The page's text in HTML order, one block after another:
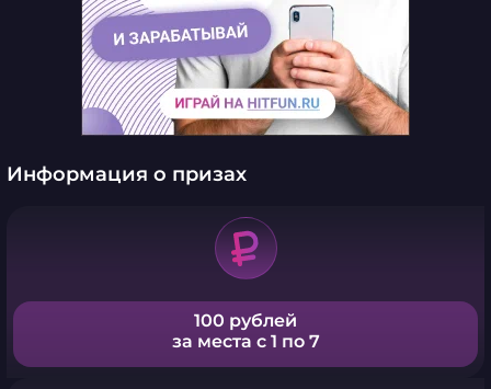
Информация о призах
100 рублей
за места с 1 по 7